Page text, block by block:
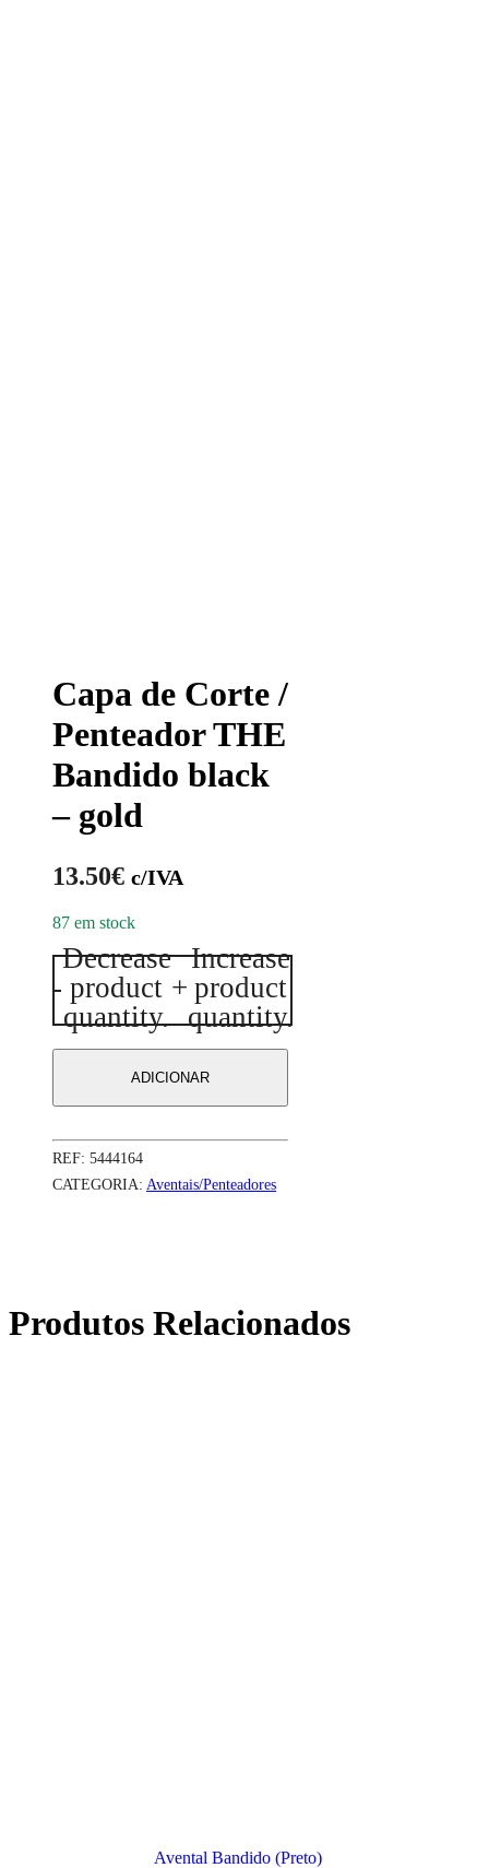
Capa de Corte /
Penteador THE
Bandido black
– gold
13.50€ c/IVA
87 em stock
-
Decrease
product
quantity.
Quantidade
de
Capa
de
Penteador
THE
black
gold
+
Increase
product
quantity.
ADICIONAR
REF: 5444164
CATEGORIA: Aventais/Penteadores
Produtos Relacionados
Avental Bandido (Preto)